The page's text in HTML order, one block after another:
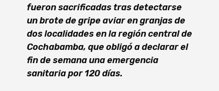
fueron sacrificadas tras detectarse
un brote de gripe aviar en granjas de
dos localidades en la región central de
Cochabamba, que obligó a declarar el
fin de semana una emergencia
sanitaria por 120 días.